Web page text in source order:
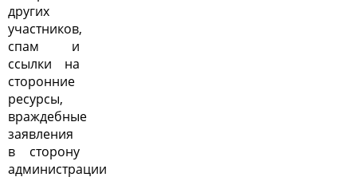
других
участников,
спам и
ссылки на
сторонние
ресурсы,
враждебные
заявления
в сторону
администрации